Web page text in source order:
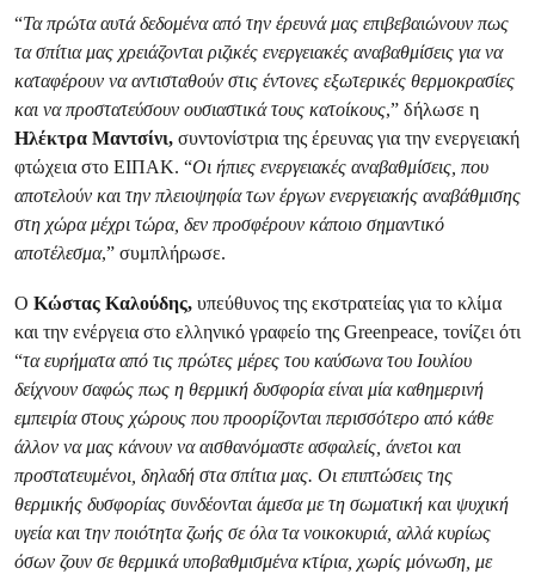
“Τα πρώτα αυτά δεδομένα από την έρευνά μας επιβεβαιώνουν πως
τα σπίτια μας χρειάζονται ριζικές ενεργειακές αναβαθμίσεις για να
καταφέρουν να αντισταθούν στις έντονες εξωτερικές θερμοκρασίες
και να προστατεύσουν ουσιαστικά τους κατοίκους,” δήλωσε η
Ηλέκτρα Μαντσίνι, συντονίστρια της έρευνας για την ενεργειακή
φτώχεια στο ΕΙΠAΚ. “Οι ήπιες ενεργειακές αναβαθμίσεις, που
αποτελούν και την πλειοψηφία των έργων ενεργειακής αναβάθμισης
στη χώρα μέχρι τώρα, δεν προσφέρουν κάποιο σημαντικό
αποτέλεσμα,” συμπλήρωσε.
O Kώστας Καλούδης, υπεύθυνος της εκστρατείας για το κλίμα
και την ενέργεια στο ελληνικό γραφείο της Greenpeace, τονίζει ότι
“τα ευρήματα από τις πρώτες μέρες του καύσωνα του Ιουλίου
δείχνουν σαφώς πως η θερμική δυσφορία είναι μία καθημερινή
εμπειρία στους χώρους που προορίζονται περισσότερο από κάθε
άλλον να μας κάνουν να αισθανόμαστε ασφαλείς, άνετοι και
προστατευμένοι, δηλαδή στα σπίτια μας. Οι επιπτώσεις της
θερμικής δυσφορίας συνδέονται άμεσα με τη σωματική και ψυχική
υγεία και την ποιότητα ζωής σε όλα τα νοικοκυριά, αλλά κυρίως
όσων ζουν σε θερμικά υποβαθμισμένα κτίρια, χωρίς μόνωση, με